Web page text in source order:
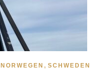
NORWEGEN , SCHWEDEN